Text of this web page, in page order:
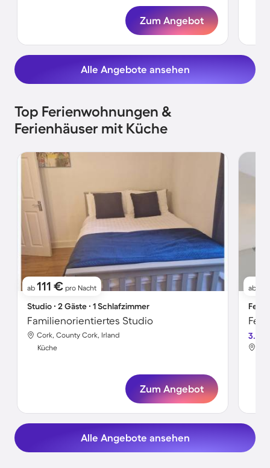
Zum Angebot
Alle Angebote ansehen
Top Ferienwohnungen &
Ferienhäuser mit Küche
ab 111 € pro Nacht
Studio ∙ 2 Gäste ∙ 1 Schlafzimmer
Familienorientiertes Studio
Cork, County Cork, Irland
Küche
Zum Angebot
ab
3.7
Alle Angebote ansehen